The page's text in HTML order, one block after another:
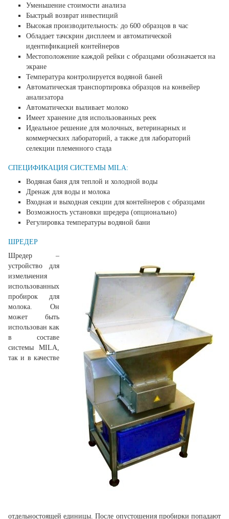
Уменьшение стоимости анализа
Быстрый возврат инвестиций
Высокая производительность: до 600 образцов в час
Обладает тачскрин дисплеем и автоматической
идентификацией контейнеров
Местоположение каждой рейки с образцами обозначается на
экране
Температура контролируется водяной баней
Автоматическая транспортировка образцов на конвейер
анализатора
Автоматически выливает молоко
Имеет хранение для использованных реек
Идеальное решение для молочных, ветеринарных и
коммерческих лабораторий, а также для лабораторий
селекции племенного стада
СПЕЦИФИКАЦИЯ СИСТЕМЫ MILA:
Водяная баня для теплой и холодной воды
Дренаж для воды и молока
Входная и выходная секции для контейнеров с образцами
Возможность установки шредера (опционально)
Регулировка температуры водяной бани
ШРЕДЕР
Шредер –
устройство для
измельчения
использованных
пробирок для
молока. Он
может быть
использован как
в составе
системы MILA,
так и в качестве
отдельностоящей единицы. После опустошения пробирки попадают